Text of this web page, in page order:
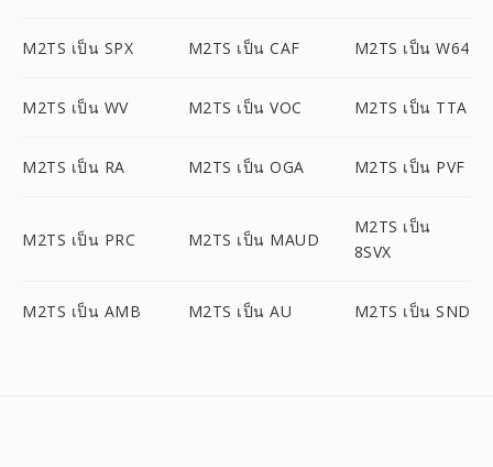
M2TS เป็น SPX M2TS เป็น CAF M2TS เป็น W64
M2TS เป็น WV M2TS เป็น VOC M2TS เป็น TTA
M2TS เป็น RA M2TS เป็น OGA M2TS เป็น PVF
M2TS เป็น PRC M2TS เป็น MAUD
M2TS เป็น
8SVX
M2TS เป็น AMB M2TS เป็น AU M2TS เป็น SND